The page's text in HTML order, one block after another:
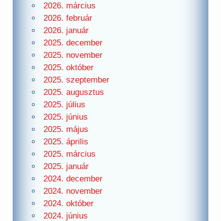
2026. március
2026. február
2026. január
2025. december
2025. november
2025. október
2025. szeptember
2025. augusztus
2025. július
2025. június
2025. május
2025. április
2025. március
2025. január
2024. december
2024. november
2024. október
2024. június